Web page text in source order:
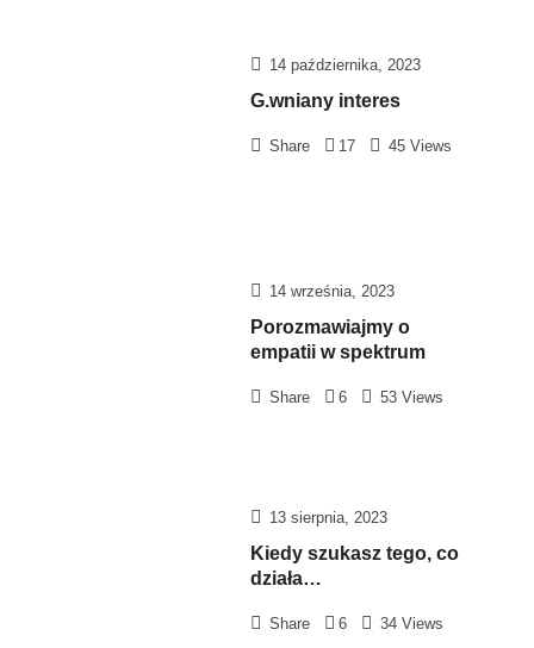
14 października, 2023
G.wniany interes
Share 17 45 Views
14 września, 2023
Porozmawiajmy o
empatii w spektrum
Share 6 53 Views
13 sierpnia, 2023
Kiedy szukasz tego, co
działa…
Share 6 34 Views